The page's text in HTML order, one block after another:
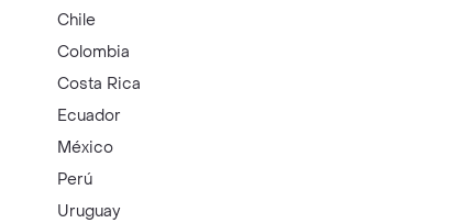
Chile
Colombia
Costa Rica
Ecuador
México
Perú
Uruguay